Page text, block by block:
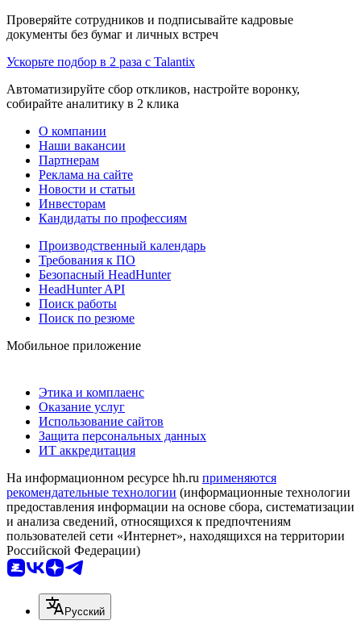
Проверяйте сотрудников и подписывайте кадровые
документы без бумаг и личных встреч
Ускорьте подбор в 2 раза с Talantix
Автоматизируйте сбор откликов, настройте воронку,
собирайте аналитику в 2 клика
О компании
Наши вакансии
Партнерам
Реклама на сайте
Новости и статьи
Инвесторам
Кандидаты по профессиям
Производственный календарь
Требования к ПО
Безопасный HeadHunter
HeadHunter API
Поиск работы
Поиск по резюме
Мобильное приложение
Этика и комплаенс
Оказание услуг
Использование сайтов
Защита персональных данных
ИТ аккредитация
На информационном ресурсе hh.ru применяются
рекомендательные технологии (информационные технологии
предоставления информации на основе сбора, систематизации
и анализа сведений, относящихся к предпочтениям
пользователей сети «Интернет», находящихся на территории
Российской Федерации)
Русский